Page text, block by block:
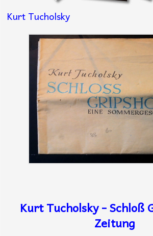
Kurt Tucholsky
Kurt Tucholsky - Schloß
Zeitung